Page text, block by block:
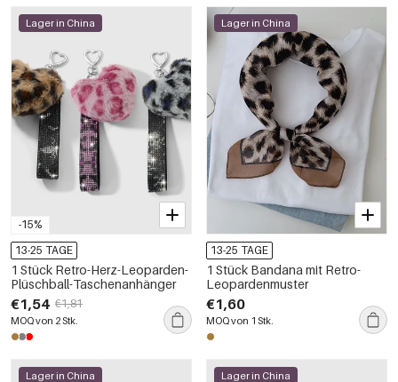
-15%
Lager in China
13-25 TAGE
1 Stück Retro-Herz-Leoparden-
Plüschball-Taschenanhänger
€1,54 €1,81
MOQ von 2 Stk.
Lager in China
13-25 TAGE
1 Stück Bandana mit Retro-
Leopardenmuster
€1,60
MOQ von 1 Stk.
Lager in China Lager in China